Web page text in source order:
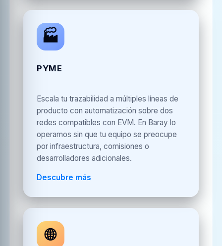
🏭
PYME
Escala tu trazabilidad a múltiples líneas de
producto con automatización sobre dos
redes compatibles con EVM. En Baray lo
operamos sin que tu equipo se preocupe
por infraestructura, comisiones o
desarrolladores adicionales.
Descubre más
🌐